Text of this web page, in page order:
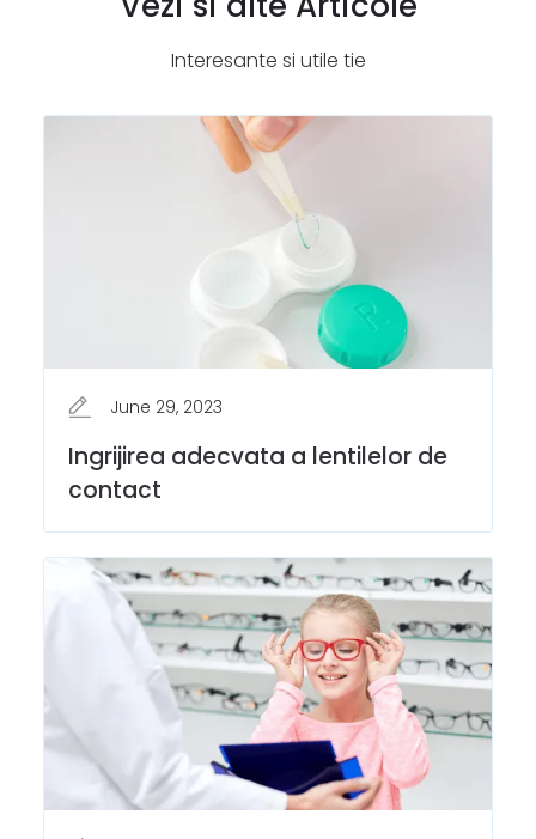
Interesante si utile tie
June 29, 2023
Ingrijirea adecvata a lentilelor de
contact